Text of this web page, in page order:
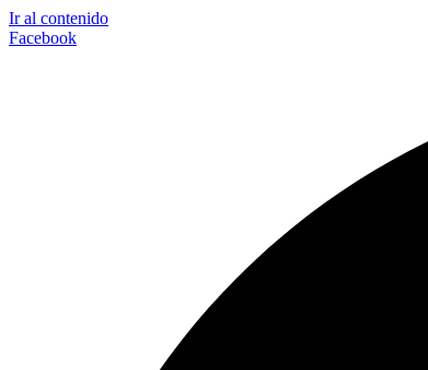
Ir al contenido
Facebook